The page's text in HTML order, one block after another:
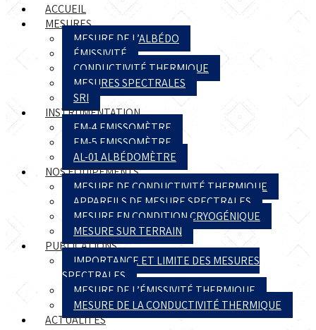
ACCUEIL
MESURES
MESURE DE L’ALBÉDO
ÉMISSIVITÉ
CONDUCTIVITÉ THERMIQUE
MESURES SPECTRALES
SRI
INSTRUMENTATION
EM-4 EMISSOMÈTRE
EM-5 EMISSOMÈTRE
AL-01 ALBÉDOMÈTRE
NOS ÉQUIPEMENTS
MESURE DE CONDUCTIVITÉ THERMIQUE
APPAREILS DE MESURE SPECTRALES
MESURE EN CONDITION CRYOGÉNIQUE
MESURE SUR TERRAIN
PUBLICATIONS
IMPORTANCE ET LIMITE DES MESURES
SPECTRALES
MESURE DE L’ÉMISSIVITÉ THERMIQUE
MESURE DE LA CONDUCTIVITÉ THERMIQUE
ACTUALITÉS